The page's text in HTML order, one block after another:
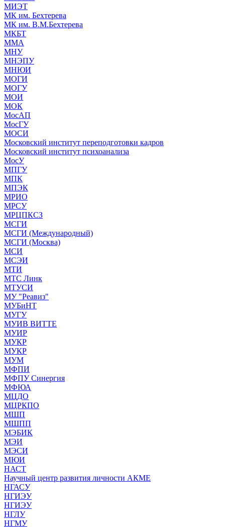
МИЭТ
МК им. Бехтерева
МК им. В.М.Бехтерева
МКБТ
ММА
МНУ
МНЭПУ
МНЮИ
МОГИ
МОГУ
МОИ
МОК
МосАП
МосГУ
МОСИ
Московский институт переподготовки кадров
Московский институт психоанализа
МосУ
МПГУ
МПК
МПЭК
МРИО
МРСУ
МРЦПКСЗ
МСГИ
МСГИ (Международный)
МСГИ (Москва)
МСИ
МСЭИ
МТИ
МТС Линк
МТУСИ
МУ "Реавиз"
МУБиНТ
МУГУ
МУИВ ВИТТЕ
МУИР
МУКР
МУКР
МУМ
МФПИ
МФПУ Синергия
МФЮА
МЦДО
МЦРКПО
МШП
МШПП
МЭБИК
МЭИ
МЭСИ
МЮИ
НАСТ
Научный центр развития личности АКМЕ
НГАСУ
НГИЭУ
НГИЭУ
НГЛУ
НГМУ